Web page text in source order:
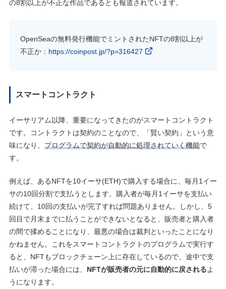
の8割以上が不正な作品であるとも報道されています。
OpenSeaの無料発行機能でミントされたNFTの8割以上が
不正か： https://coinpost.jp/?p=316427
スマートコントラクト
イーサリアム以降、重要になってきたのがスマートコントラクト
です。コントラクトは契約のことなので、「賢い契約」という意
味になり、 プログラムで契約が自動的に処理されていく機能で
す。
例えば、あるNFTを10イーサ(ETH)で購入する場合に、毎月1イー
サの10回分割で支払うとします。購入者が毎月1イーサを支払い
続けて、10回の支払いが完了すれば問題ありません。しかし、5
回目で月末までに払うことができないとなると、販売者と購入者
の間で揉めることになり、最悪の場合は裁判といったことになり
かねません。これをスマートコントラクトのプログラムで実行す
ると、NFTもブロックチェーン上に存在しているので、途中で支
払いが滞った場合には、 NFTが販売者の元に自動的に戻されるよ
うになります。